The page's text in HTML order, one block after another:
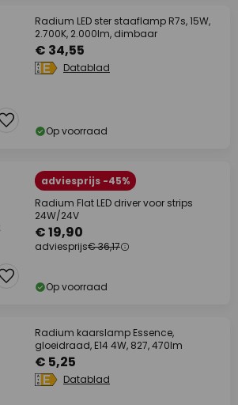
Radium LED ster staaflamp R7s, 15W,
2.700K, 2.000lm, dimbaar
€ 34,55
Datablad
Op voorraad
adviesprijs -45%
Radium Flat LED driver voor strips
24W/24V
€ 19,90
adviesprijs€ 36,17
Op voorraad
Radium kaarslamp Essence,
gloeidraad, E14 4W, 827, 470lm
€ 5,25
Datablad